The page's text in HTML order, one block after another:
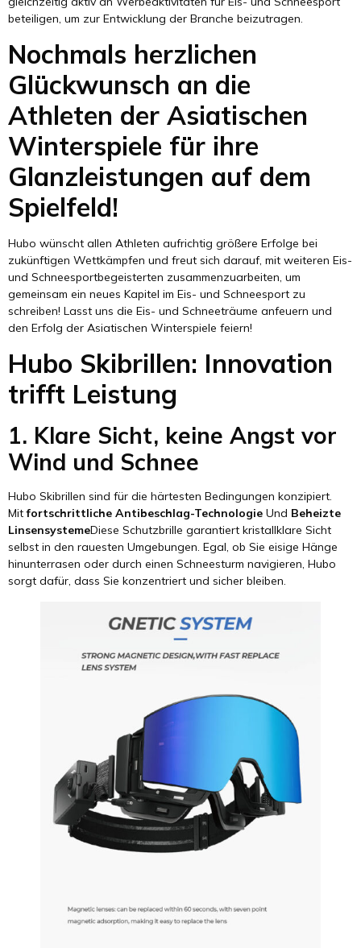
beteiligen, um zur Entwicklung der Branche beizutragen.
Nochmals herzlichen
Glückwunsch an die
Athleten der Asiatischen
Winterspiele für ihre
Glanzleistungen auf dem
Spielfeld!
Hubo wünscht allen Athleten aufrichtig größere Erfolge bei
zukünftigen Wettkämpfen und freut sich darauf, mit weiteren Eis-
und Schneesportbegeisterten zusammenzuarbeiten, um
gemeinsam ein neues Kapitel im Eis- und Schneesport zu
schreiben! Lasst uns die Eis- und Schneeträume anfeuern und
den Erfolg der Asiatischen Winterspiele feiern!
Hubo Skibrillen: Innovation
trifft Leistung
1. Klare Sicht, keine Angst vor
Wind und Schnee
Hubo Skibrillen sind für die härtesten Bedingungen konzipiert.
Mitfortschrittliche Antibeschlag-Technologie Und Beheizte
LinsensystemeDiese Schutzbrille garantiert kristallklare Sicht
selbst in den rauesten Umgebungen. Egal, ob Sie eisige Hänge
hinunterrasen oder durch einen Schneesturm navigieren, Hubo
sorgt dafür, dass Sie konzentriert und sicher bleiben.